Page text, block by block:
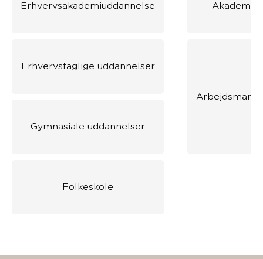
Erhvervsakademiuddannelse
Erhvervsfaglige uddannelser
Gymnasiale uddannelser
Folkeskole